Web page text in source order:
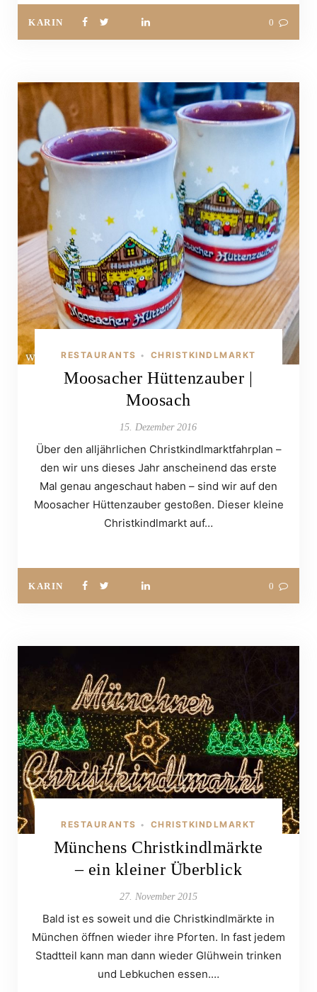
KARIN 0
RESTAURANTS • CHRISTKINDLMARKT
Moosacher Hüttenzauber |
Moosach
15. Dezember 2016
Über den alljährlichen Christkindlmarktfahrplan –
den wir uns dieses Jahr anscheinend das erste
Mal genau angeschaut haben – sind wir auf den
Moosacher Hüttenzauber gestoßen. Dieser kleine
Christkindlmarkt auf…
KARIN 0
RESTAURANTS • CHRISTKINDLMARKT
Münchens Christkindlmärkte
– ein kleiner Überblick
27. November 2015
Bald ist es soweit und die Christkindlmärkte in
München öffnen wieder ihre Pforten. In fast jedem
Stadtteil kann man dann wieder Glühwein trinken
und Lebkuchen essen.…